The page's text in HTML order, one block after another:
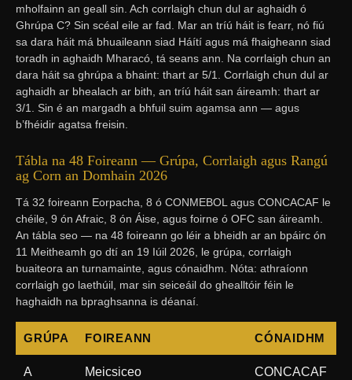
mholfainn an geall sin. Ach corrlaigh chun dul ar aghaidh ó
Ghrúpa C? Sin scéal eile ar fad. Mar an tríú háit is fearr, nó fiú
sa dara háit má bhuaileann siad Háítí agus má fhaigheann siad
toradh in aghaidh Mharacó, tá seans ann. Na corrlaigh chun an
dara háit sa ghrúpa a bhaint: thart ar 5/1. Corrlaigh chun dul ar
aghaidh ar bhealach ar bith, an tríú háit san áireamh: thart ar
3/1. Sin é an margadh a bhfuil suim agamsa ann — agus
b’fhéidir agatsa freisin.
Tábla na 48 Foireann — Grúpa, Corrlaigh agus Rangú
ag Corn an Domhain 2026
Tá 32 foireann Eorpacha, 8 ó CONMEBOL agus CONCACAF le
chéile, 9 ón Afraic, 8 ón Áise, agus foirne ó OFC san áireamh.
An tábla seo — na 48 foireann go léir a bheidh ar an bpáirc ón
11 Meitheamh go dtí an 19 Iúil 2026, le grúpa, corrlaigh
buaiteora an turnamainte, agus cónaidhm. Nóta: athraíonn
corrlaigh go laethúil, mar sin seiceáil do ghealltóir féin le
haghaidh na bpraghsanna is déanaí.
GRÚPA FOIREANN CÓNAIDHM
A Meicsiceo CONCACAF